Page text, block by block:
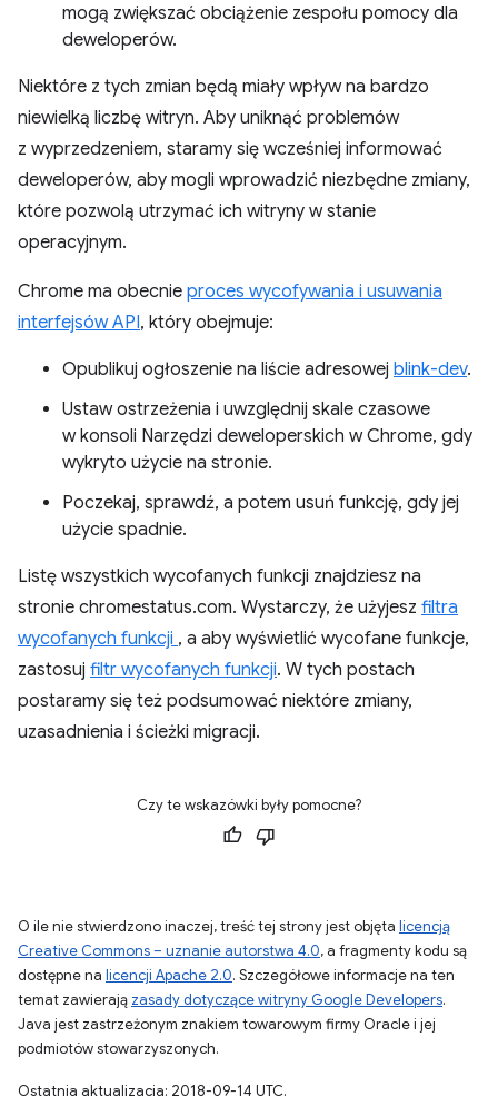
mogą zwiększać obciążenie zespołu pomocy dla
deweloperów.
Niektóre z tych zmian będą miały wpływ na bardzo
niewielką liczbę witryn. Aby uniknąć problemów
z wyprzedzeniem, staramy się wcześniej informować
deweloperów, aby mogli wprowadzić niezbędne zmiany,
które pozwolą utrzymać ich witryny w stanie
operacyjnym.
Chrome ma obecnie proces wycofywania i usuwania
interfejsów API, który obejmuje:
Opublikuj ogłoszenie na liście adresowej blink-dev.
Ustaw ostrzeżenia i uwzględnij skale czasowe
w konsoli Narzędzi deweloperskich w Chrome, gdy
wykryto użycie na stronie.
Poczekaj, sprawdź, a potem usuń funkcję, gdy jej
użycie spadnie.
Listę wszystkich wycofanych funkcji znajdziesz na
stronie chromestatus.com. Wystarczy, że użyjesz filtra
wycofanych funkcji , a aby wyświetlić wycofane funkcje,
zastosuj filtr wycofanych funkcji. W tych postach
postaramy się też podsumować niektóre zmiany,
uzasadnienia i ścieżki migracji.
Czy te wskazówki były pomocne?
O ile nie stwierdzono inaczej, treść tej strony jest objęta licencją
Creative Commons – uznanie autorstwa 4.0, a fragmenty kodu są
dostępne na licencji Apache 2.0. Szczegółowe informacje na ten
temat zawierają zasady dotyczące witryny Google Developers.
Java jest zastrzeżonym znakiem towarowym firmy Oracle i jej
podmiotów stowarzyszonych.
Ostatnia aktualizacja: 2018-09-14 UTC.